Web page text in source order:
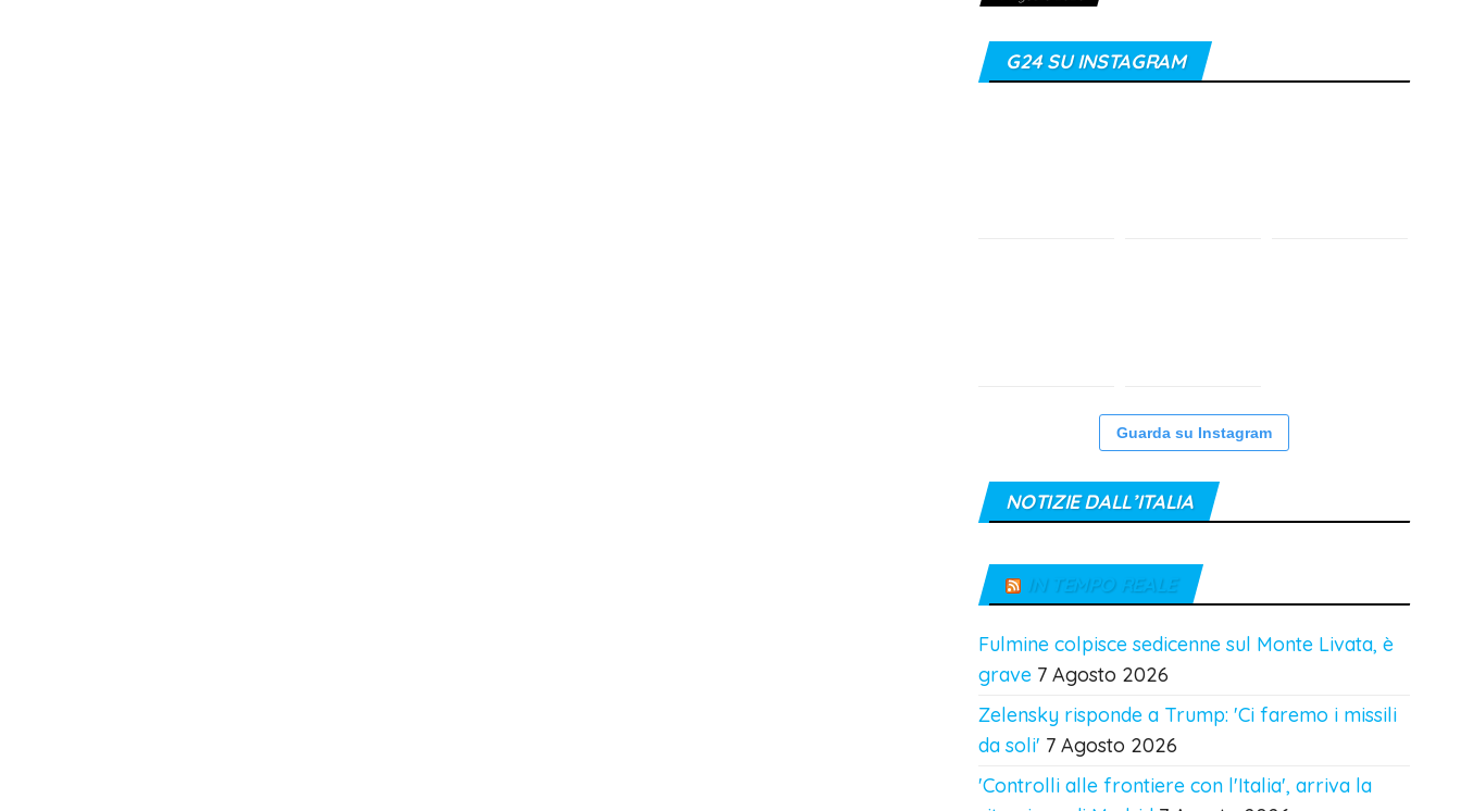
G24 SU INSTAGRAM
Guarda su Instagram
NOTIZIE DALL’ITALIA
IN TEMPO REALE
Fulmine colpisce sedicenne sul Monte Livata, è
grave 7 Agosto 2026
Zelensky risponde a Trump: 'Ci faremo i missili
da soli' 7 Agosto 2026
'Controlli alle frontiere con l'Italia', arriva la